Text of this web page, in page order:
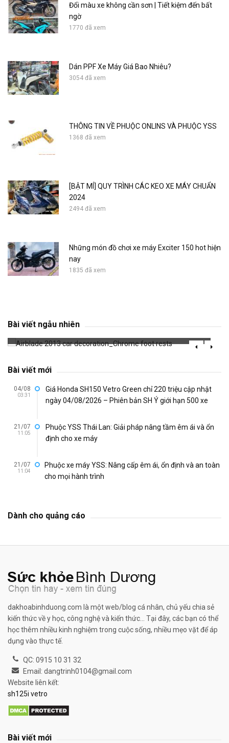
Đổi màu xe không cần sơn | Tiết kiệm đến bất
ngờ
1770 đã xem
Dán PPF Xe Máy Giá Bao Nhiêu?
3054 đã xem
THÔNG TIN VỀ PHUỘC ONLINS VÀ PHUỘC YSS
1368 đã xem
[BẬT MÍ] QUY TRÌNH CÁC KEO XE MÁY CHUẨN
2024
2494 đã xem
Những món đồ chơi xe máy Exciter 150 hot hiện
nay
1835 đã xem
Bài viết ngẫu nhiên
rests
670 đã xem
Bài viết mới
04/08
03:31
Giá Honda SH150 Vetro Green chỉ 220 triệu cập nhật
ngày 04/08/2026 – Phiên bản SH Ý giới hạn 500 xe
21/07
11:05
Phuộc YSS Thái Lan: Giải pháp nâng tầm êm ái và ổn
định cho xe máy
21/07
11:04
Phuộc xe máy YSS: Nâng cấp êm ái, ổn định và an toàn
cho mọi hành trình
Dành cho quảng cáo
dakhoabinhduong.com là một web/blog cá nhân, chủ yếu chia sẻ
kiến thức về y học, công nghệ và kiến thức... Tại đây, các bạn có thể
học thêm nhiều kinh nghiệm trong cuộc sống, nhiều mẹo vặt để áp
dụng vào thực tế.
QC: 0915 10 31 32
Email: dangtrinh0104@gmail.com
Website liên kết:
sh125i vetro
Bài viết mới